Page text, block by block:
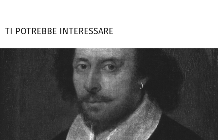
TI POTREBBE INTERESSARE